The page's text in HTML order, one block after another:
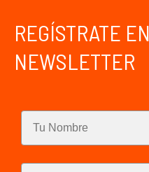
REGÍSTRATE
NEWSLETTER